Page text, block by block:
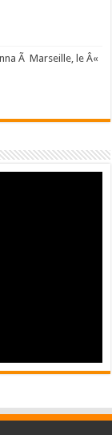
Ã Marseille, le Â«